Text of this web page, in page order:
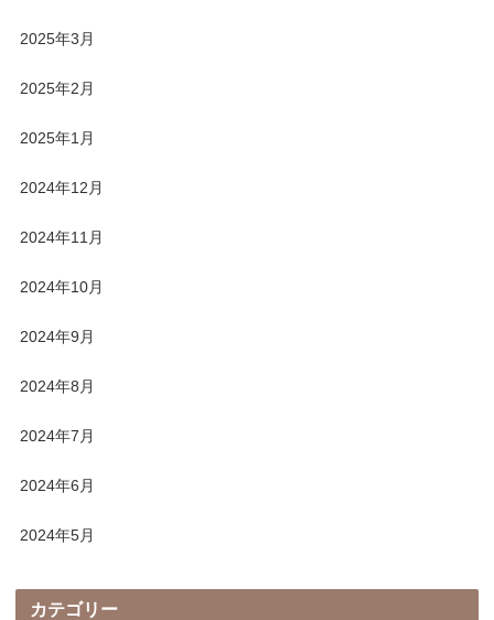
2025年3月
2025年2月
2025年1月
2024年12月
2024年11月
2024年10月
2024年9月
2024年8月
2024年7月
2024年6月
2024年5月
カテゴリー